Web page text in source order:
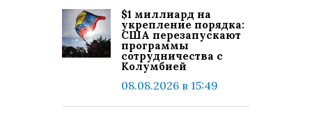
$1 миллиард на
укрепление порядка:
США перезапускают
программы
сотрудничества с
Колумбией
08.08.2026 в 15:49